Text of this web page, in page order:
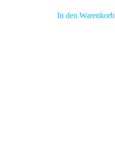
In den Warenkorb